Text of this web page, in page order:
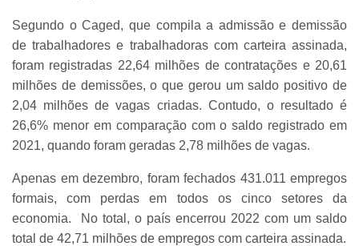
Segundo o Caged, que compila a admissão e demissão
de trabalhadores e trabalhadoras com carteira assinada,
foram registradas 22,64 milhões de contratações e 20,61
milhões de demissões, o que gerou um saldo positivo de
2,04 milhões de vagas criadas. Contudo, o resultado é
26,6% menor em comparação com o saldo registrado em
2021, quando foram geradas 2,78 milhões de vagas.
Apenas em dezembro, foram fechados 431.011 empregos
formais, com perdas em todos os cinco setores da
economia. No total, o país encerrou 2022 com um saldo
total de 42,71 milhões de empregos com carteira assinada.